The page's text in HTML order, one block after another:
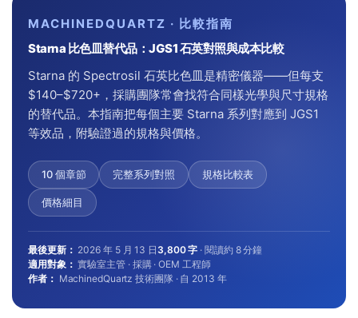
MACHINEDQUARTZ · 比較指南
Starna 比色皿替代品：JGS1 石英對照與成本比較
Starna 的 Spectrosil 石英比色皿是精密儀器——但每支
$140–$720+，採購團隊常會找符合同樣光學與尺寸規格
的替代品。本指南把每個主要 Starna 系列對應到 JGS1
等效品，附驗證過的規格與價格。
10 個章節 完整系列對照 規格比較表
價格細目
最後更新： 2026 年 5 月 13 日 3,800 字 · 閱讀約 8 分鐘
適用對象： 實驗室主管 · 採購 · OEM 工程師
作者： MachinedQuartz 技術團隊 · 自 2013 年